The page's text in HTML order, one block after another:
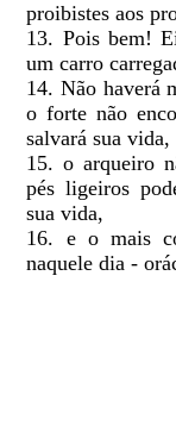
proibistes aos
13. Pois bem!
um carro
14. Não haverá
o forte não
salvará sua vida,
15. o arqueiro
pés ligeiros
sua vida,
16. e o mais
naquele dia -